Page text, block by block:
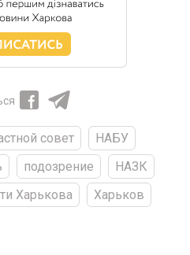
совет
НАБУ
подозрение
НАЗК
Харькова Харьков